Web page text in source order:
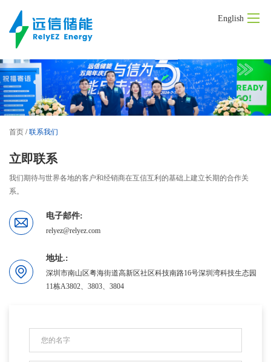
首页
产品中心
解决方案
English
首页 / 联系我们
立即联系
我们期待与世界各地的客户和经销商在互信互利的基础上建立长期的合作关
系。
电子邮件:
relyez@relyez.com
地址.:
深圳市南山区粤海街道高新区社区科技南路16号深圳湾科技生态园
11栋A3802、3803、3804